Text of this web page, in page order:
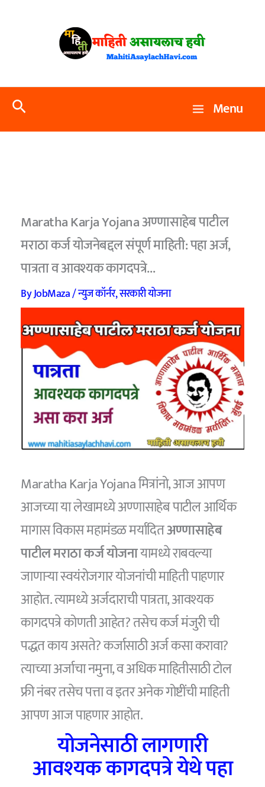
Search Menu
Maratha Karja Yojana अण्णासाहेब पाटील
मराठा कर्ज योजनेबद्दल संपूर्ण माहिती: पहा अर्ज,
पात्रता व आवश्यक कागदपत्रे…
ByJobMaza/न्युज कॉर्नर,सरकारी योजना
Maratha Karja Yojana मित्रांनो, आज आपण
आजच्या या लेखामध्ये अण्णासाहेब पाटील आर्थिक
मागास विकास महामंडळ मर्यादितअण्णासाहेब
पाटील मराठा कर्ज योजनायामध्ये राबवल्या
जाणाऱ्या स्वयंरोजगार योजनांची माहिती पाहणार
आहोत. त्यामध्ये अर्जदाराची पात्रता, आवश्यक
कागदपत्रे कोणती आहेत? तसेच कर्ज मंजुरी ची
पद्धत काय असते? कर्जासाठी अर्ज कसा करावा?
त्याच्या अर्जाचा नमुना, व अधिक माहितीसाठी टोल
फ्री नंबर तसेच पत्ता व इतर अनेक गोष्टींची माहिती
आपण आज पाहणार आहोत.
योजनेसाठी लागणारी
आवश्यक कागदपत्रे येथे पहा